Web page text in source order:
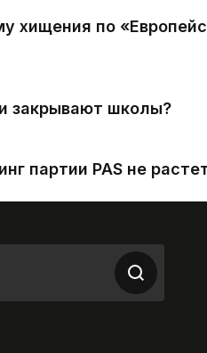
хищения по
закрывают школы?
партии PAS не